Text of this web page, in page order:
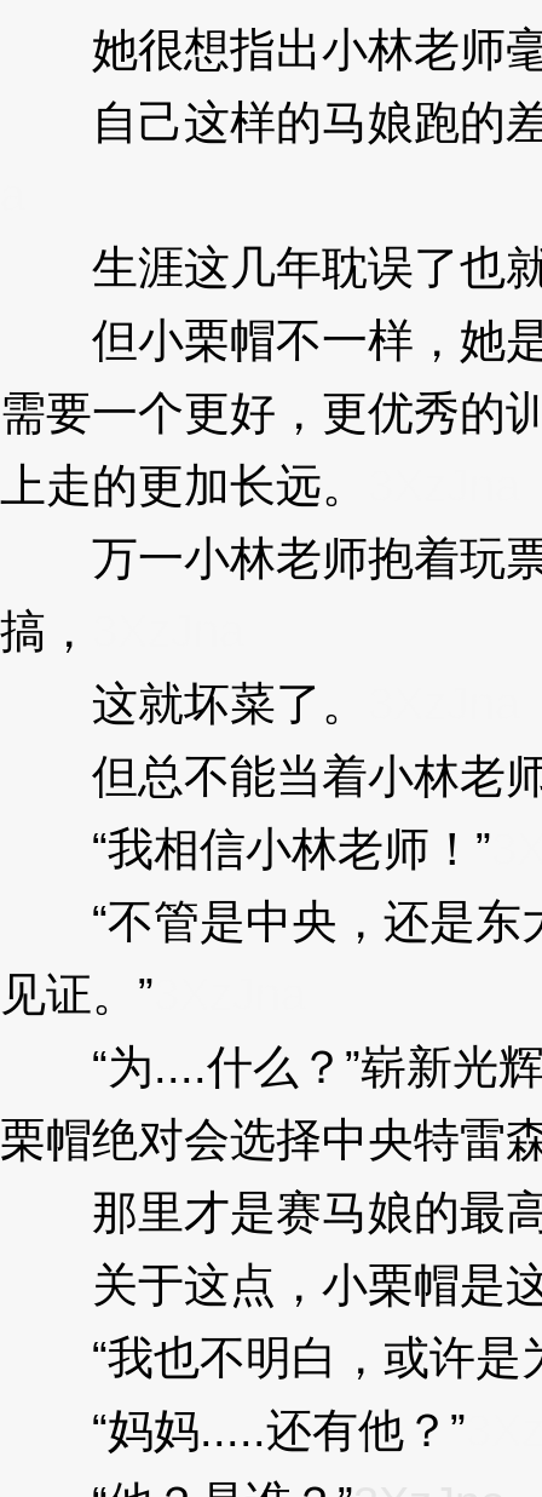
她很想指出小林老师
自己这样的马娘跑的差
生涯这几年耽误了也
但小栗帽不一样，她是
需要一个更好，更优秀的
上走的更加长远。
万一小林老师抱着玩票
搞，
这就坏菜了。
但总不能当着小林老
“我相信小林老师！”
“不管是中央，还是东
见证。”
“为....什么？”崭新光辉
栗帽绝对会选择中央特雷
那里才是赛马娘的最
关于这点，小栗帽是
“我也不明白，或许是
“妈妈.....还有他？”